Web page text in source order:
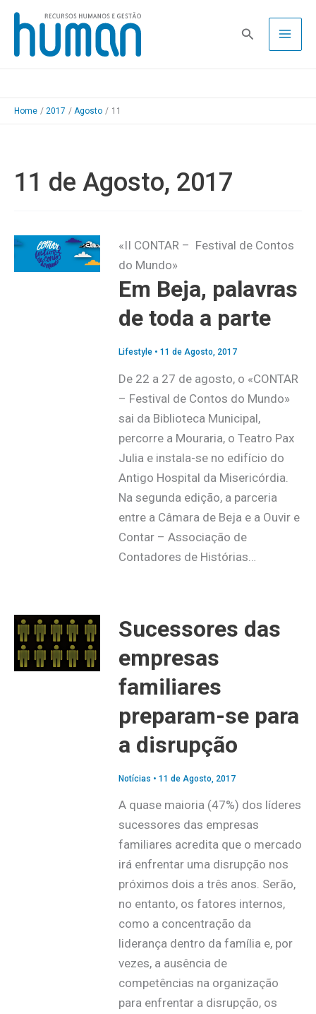
Skip
content
Pesquisa
Home 2017 Agosto 11
11 de Agosto, 2017
«II CONTAR – Festival de Contos
do Mundo»
Em Beja, palavras
de toda a parte
Lifestyle• 11 de Agosto, 2017
De 22 a 27 de agosto, o «CONTAR
– Festival de Contos do Mundo»
sai da Biblioteca Municipal,
percorre a Mouraria, o Teatro Pax
Julia e instala-se no edifício do
Antigo Hospital da Misericórdia.
Na segunda edição, a parceria
entre a Câmara de Beja e a Ouvir e
Contar – Associação de
Contadores de Histórias…
Sucessores das
empresas
familiares
preparam-se para
a disrupção
Notícias • 11 de Agosto, 2017
A quase maioria (47%) dos líderes
sucessores das empresas
familiares acredita que o mercado
irá enfrentar uma disrupção nos
próximos dois a três anos. Serão,
no entanto, os fatores internos,
como a concentração da
liderança dentro da família e, por
vezes, a ausência de
competências na organização
para enfrentar a disrupção, os